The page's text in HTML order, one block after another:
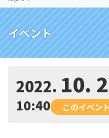
イベント
2022 10.
10:40
このイベン